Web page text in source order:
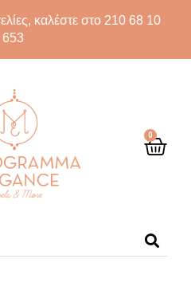
καλέστε στο 210 68 10
653
0